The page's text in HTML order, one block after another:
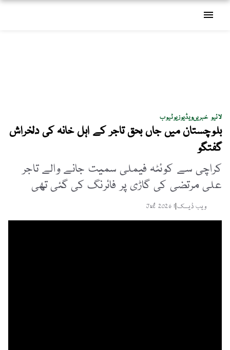
menu
لائیو خبریںویڈیوزیوٹیوب
بلوچستان میں جاں بحق تاجر کے اہل خانہ کی دلخراش
گفتگو
کراچی سے کوئٹہ فیملی سمیت جانے والے تاجر
علی مرتضی کی گاڑی پر فائرنگ کی گئی تھی
ویب ڈیسک 1 Jul 2026